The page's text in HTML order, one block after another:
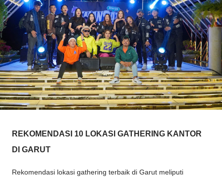
REKOMENDASI 10 LOKASI GATHERING KANTOR
DI GARUT
Rekomendasi lokasi gathering terbaik di Garut meliputi